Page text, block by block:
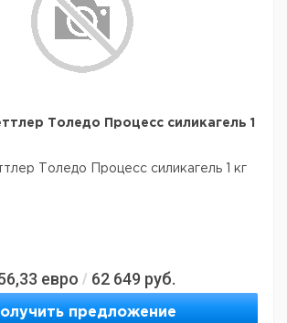
Толедо Процесс силикагель 1
Толедо Процесс силикагель 1 кг
евро / 62 649 руб.
предложение